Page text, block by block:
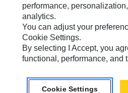
performance,
analytics.
You can adjust your
Cookie Settings.
By selecting I Accept, you
functional, performance, and
Cookie Settings